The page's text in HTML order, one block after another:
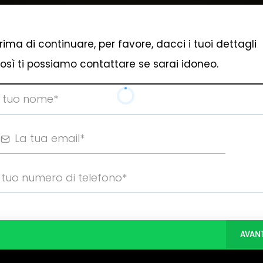
di continuare, per favore, dacci i tuoi dettagli
ti possiamo contattare se sarai idoneo.